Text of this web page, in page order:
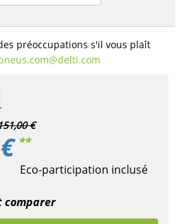
préoccupations s'il vous plaît
€
€ **
Eco-participation inclusé
comparer